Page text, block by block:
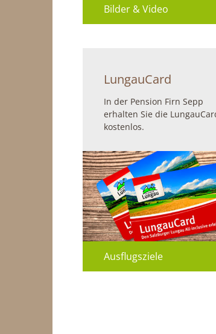
Bilder & Video
LungauCard
In der Pension Firn Sepp
erhalten Sie die
kostenlos.
Ausflugsziele